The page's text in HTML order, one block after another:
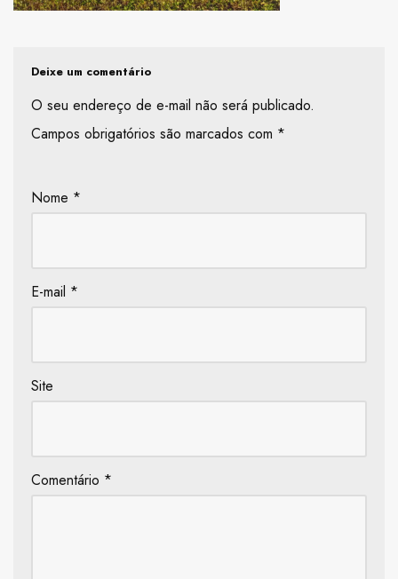
Deixe um comentário
O seu endereço de e-mail não será publicado.
Campos obrigatórios são marcados com *
Nome *
E-mail *
Site
Comentário *